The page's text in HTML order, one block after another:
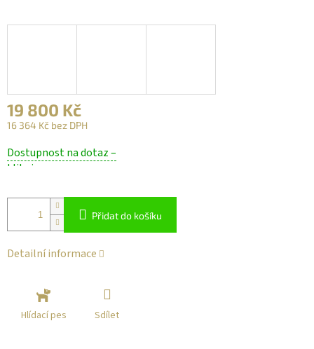
19 800 Kč
16 364 Kč bez DPH
cena:
Dostupnost na dotaz –
klikni
Přidat do košíku
Detailní informace
Hlídací pes Sdílet